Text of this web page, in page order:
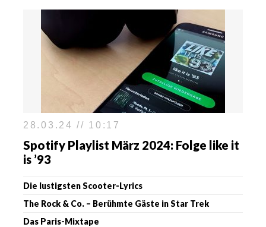
28.03.24 // 10:17
Spotify Playlist März 2024: Folge like it
is ’93
Die lustigsten Scooter-Lyrics
The Rock & Co. – Berühmte Gäste in Star Trek
Das Paris-Mixtape